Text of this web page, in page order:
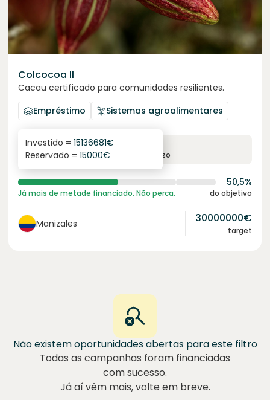
Colcocoa II
Cacau certificado para comunidades resilientes.
Empréstimo
Sistemas agroalimentares
6.1%
juro anual prazo
Investido = 15136681€
Reservado = 15000€
50,5%
Já mais de metade financiado. Não perca. do objetivo
Manizales 30000000€
target
Não existem oportunidades abertas para este filtro
Todas as campanhas foram financiadas
com sucesso.
Já aí vêm mais, volte em breve.